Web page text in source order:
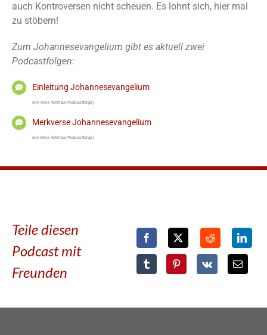
auch Kontroversen nicht scheuen. Es lohnt sich, hier mal
zu stöbern!
Zum Johannesevangelium gibt es aktuell zwei
Podcastfolgen:
Einleitung Johannesevangelium
(ein Klick führt zur Podcastfolge)
Merkverse Johannesevangelium
(ein Klick führt zur Podcastfolge)
Teile diesen
Podcast mit
Freunden